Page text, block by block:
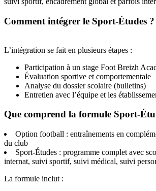
Comment intégrer le Sport-Études ?
L’intégration se fait en plusieurs étapes :
Participation à un stage Foot Breizh
Évaluation sportive et comportementale
Analyse du dossier scolaire (bulletins)
Entretien avec l’équipe et les
Que comprend la formule Sport-
Option football : entraînements en
du club
Sport-Études : programme complet avec
internat, suivi sportif, suivi médical, suivi
La formule inclut :